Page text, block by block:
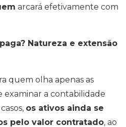
arcará efetivamente com
Natureza e extensão
quem olha apenas as
examinar a contabilidade
os ativos ainda se
pelo valor contratado, ao